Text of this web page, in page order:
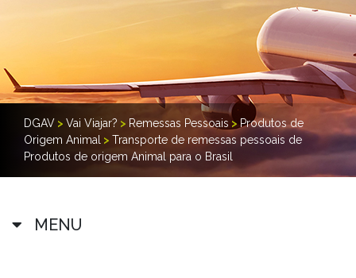
DGAV > Vai Viajar? > Remessas Pessoais >Produtos de
Origem Animal > Transporte de remessas pessoais de
Produtos de origem Animal para o Brasil
MENU